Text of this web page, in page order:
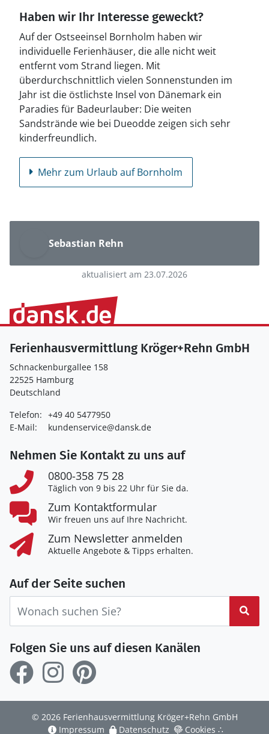
Haben wir Ihr Interesse geweckt?
Auf der Ostseeinsel Bornholm haben wir
individuelle Ferienhäuser, die alle nicht weit
entfernt vom Strand liegen. Mit
überdurchschnittlich vielen Sonnenstunden im
Jahr ist die östlichste Insel von Dänemark ein
Paradies für Badeurlauber: Die weiten
Sandstrände wie bei Dueodde zeigen sich sehr
kinderfreundlich.
Mehr zum Urlaub auf Bornholm
Sebastian Rehn
aktualisiert am 23.07.2026
Ferienhausvermittlung Kröger+Rehn GmbH
Schnackenburgallee 158
22525 Hamburg
Deutschland
Telefon: +49 40 5477950
E-Mail:
kundenservice@dansk.de
Nehmen Sie Kontakt zu uns auf
0800-358 75 28
Täglich von 9 bis 22 Uhr für Sie da.
Zum Kontaktformular
Wir freuen uns auf Ihre Nachricht.
Zum Newsletter anmelden
Aktuelle Angebote & Tipps erhalten.
Auf der Seite suchen
Folgen Sie uns auf diesen Kanälen
© 2026 Ferienhausvermittlung Kröger+Rehn GmbH
Impressum
Datenschutz Cookies ∴